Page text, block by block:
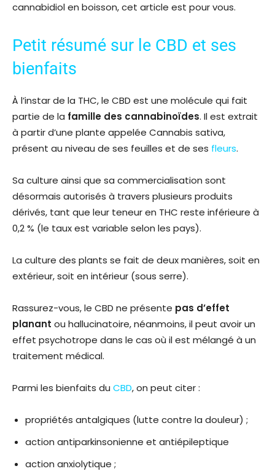
cannabidiol en boisson, cet article est pour vous.
Petit résumé sur le CBD et ses
bienfaits
À l’instar de la THC, le CBD est une molécule qui fait
partie de la famille des cannabinoïdes. Il est extrait
à partir d’une plante appelée Cannabis sativa,
présent au niveau de ses feuilles et de ses fleurs.
Sa culture ainsi que sa commercialisation sont
désormais autorisés à travers plusieurs produits
dérivés, tant que leur teneur en THC reste inférieure à
0,2 % (le taux est variable selon les pays).
La culture des plants se fait de deux manières, soit en
extérieur, soit en intérieur (sous serre).
Rassurez-vous, le CBD ne présente pas d’effet
planant ou hallucinatoire, néanmoins, il peut avoir un
effet psychotrope dans le cas où il est mélangé à un
traitement médical.
Parmi les bienfaits du CBD, on peut citer :
propriétés antalgiques (lutte contre la douleur) ;
action antiparkinsonienne et antiépileptique
action anxiolytique ;